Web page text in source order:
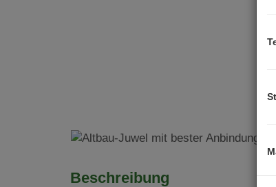
Beschreibung